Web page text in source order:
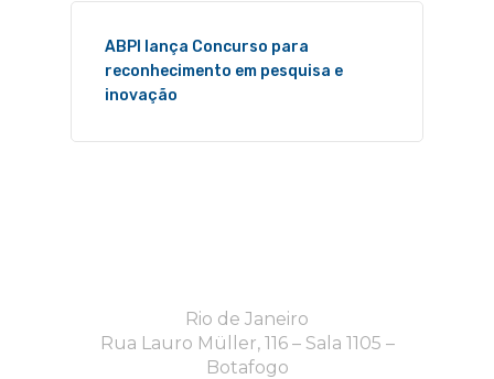
ABPI lança Concurso para
reconhecimento em pesquisa e
inovação
Rio de Janeiro
Rua Lauro Müller, 116 – Sala 1105 –
Botafogo